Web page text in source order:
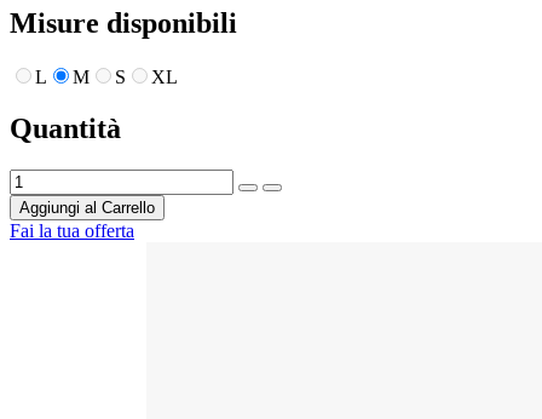
Misure disponibili
L M S XL
Quantità
Aggiungi al Carrello
Fai la tua offerta